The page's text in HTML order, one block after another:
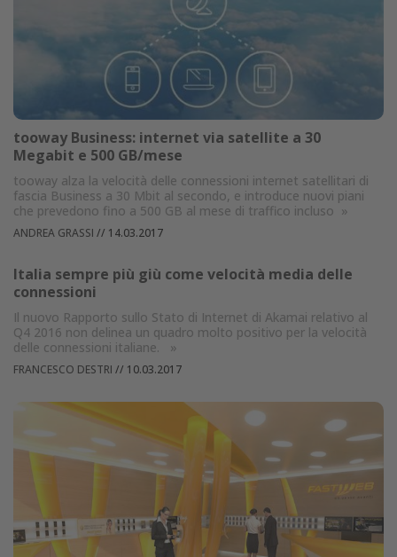
tooway Business: internet via satellite a 30
Megabit e 500 GB/mese
tooway alza la velocità delle connessioni internet satellitari di
fascia Business a 30 Mbit al secondo, e introduce nuovi piani
che prevedono fino a 500 GB al mese di traffico incluso »
ANDREA GRASSI // 14.03.2017
Italia sempre più giù come velocità media delle
connessioni
Il nuovo Rapporto sullo Stato di Internet di Akamai relativo al
Q4 2016 non delinea un quadro molto positivo per la velocità
delle connessioni italiane.
»
FRANCESCO DESTRI // 10.03.2017